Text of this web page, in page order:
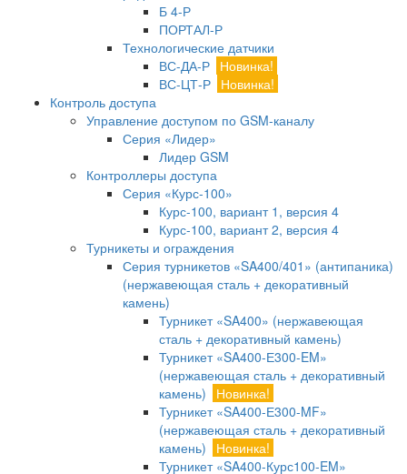
Б 4-Р
ПОРТАЛ-Р
Технологические датчики
ВС-ДА-Р Новинка!
ВС-ЦТ-Р Новинка!
Контроль доступа
Управление доступом по GSM-каналу
Серия «Лидер»
Лидер GSM
Контроллеры доступа
Серия «Курс-100»
Курс-100, вариант 1, версия 4
Курс-100, вариант 2, версия 4
Турникеты и ограждения
Серия турникетов «SA400/401» (антипаника)
(нержавеющая сталь + декоративный
камень)
Турникет «SA400» (нержавеющая
сталь + декоративный камень)
Турникет «SA400-Е300-EM»
(нержавеющая сталь + декоративный
камень)
Новинка!
Турникет «SA400-Е300-MF»
(нержавеющая сталь + декоративный
камень)
Новинка!
Турникет «SA400-Курс100-EM»